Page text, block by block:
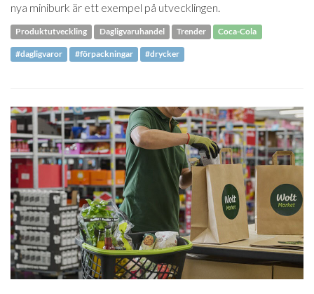
nya miniburk är ett exempel på utvecklingen.
Produktutveckling Dagligvaruhandel Trender Coca-Cola
#dagligvaror #förpackningar #drycker